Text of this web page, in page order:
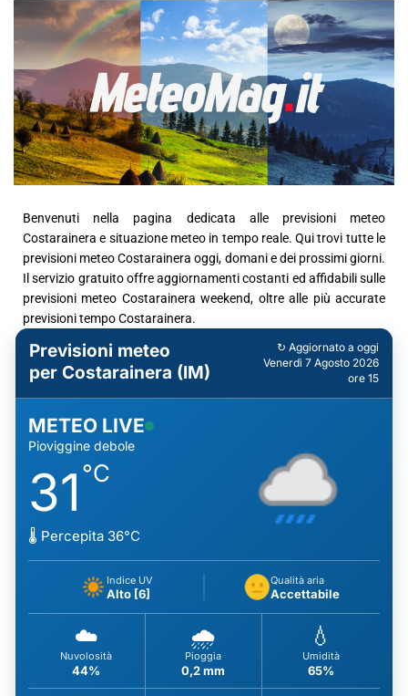
Benvenuti nella pagina dedicata alle previsioni meteo
Costarainera e situazione meteo in tempo reale. Qui trovi tutte le
previsioni meteo Costarainera oggi, domani e dei prossimi giorni.
Il servizio gratuito offre aggiornamenti costanti ed affidabili sulle
previsioni meteo Costarainera weekend, oltre alle più accurate
previsioni tempo Costarainera.
Previsioni meteo
per Costarainera (IM)
↻ Aggiornato a oggi
Venerdì 7 Agosto 2026
ore 15
METEO LIVE
Pioviggine debole
31 °C
🌡️ Percepita 36°C
Indice UV
Alto [6]
Qualità aria
Accettabile
☁️
Nuvolosità
44%
🌧️
Pioggia
0,2 mm
💧
Umidità
65%